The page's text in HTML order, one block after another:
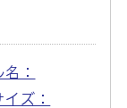
：
ズ：